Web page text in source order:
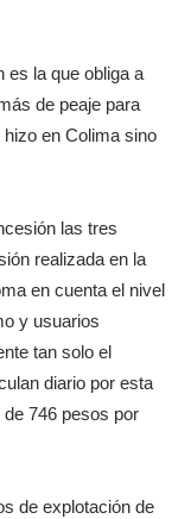
es la que obliga a
de peaje para
en Colima sino
las tres
realizada en la
en cuenta el nivel
y usuarios
tan solo el
diario por esta
746 pesos por
de explotación de